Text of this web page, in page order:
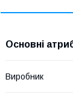
Основні
Виробник